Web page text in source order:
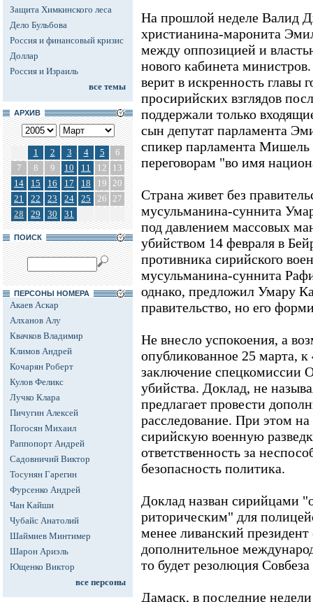
Защита Химкинского леса
Дело Бульбова
Россия и финансовый кризис
Доллар
Россия и Израиль
все темы
АРХИВ
1 2 3 4 5
6
7
8 9 10 11 12
13
14
15 16 17 18 19 20
21
22 23 24 25 26 27
28
29 30 31
ПОИСК
ПЕРСОНЫ НОМЕРА
Акаев Аскар
Алханов Алу
Квачков Владимир
Климов Андрей
Кочарян Роберт
Кулов Феликс
Лучко Клара
Пичугин Алексей
Погосян Михаил
Раппопорт Андрей
Садовничий Виктор
Тосунян Гарегин
Фурсенко Андрей
Чан Кайши
Чубайс Анатолий
Шаймиев Минтимер
Шарон Ариэль
Ющенко Виктор
все персоны
На прошлой неделе Валид
христианина-маронита
между оппозицией и
нового кабинета
верит в искренность главы
просирийских взглядов
поддержали только
сын депутат парламента
спикер парламента
переговорам "во имя
Страна живет без
мусульманина-суннита
под давлением массовых
убийством 14 февраля в
противника сирийского
мусульманина-суннита
однако, предложил Умару
правительство, но его
Не внесло успокоения, а
опубликованное 25 марта,
заключение спецкомиссии
убийства. Доклад, не
предлагает провести
расследование. При этом
сирийскую военную
ответственность за
безопасность политика.
Доклад назван сирийцами
риторическим" для
менее ливанский президент
дополнительное
то будет резолюция
Дамаск, в последние